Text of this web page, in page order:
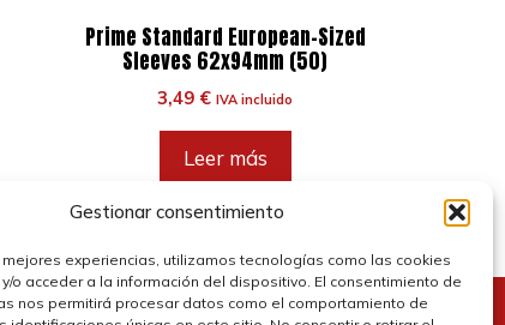
Gestionar consentimiento
experiencias, utilizamos tecnologías como las cookies
o acceder a la información del dispositivo. El consentimiento de
nos permitirá procesar datos como el comportamiento de
Prime Standard European-Sized
Sleeves 62x94mm (50)
3,49 € IVA incluido
Leer más